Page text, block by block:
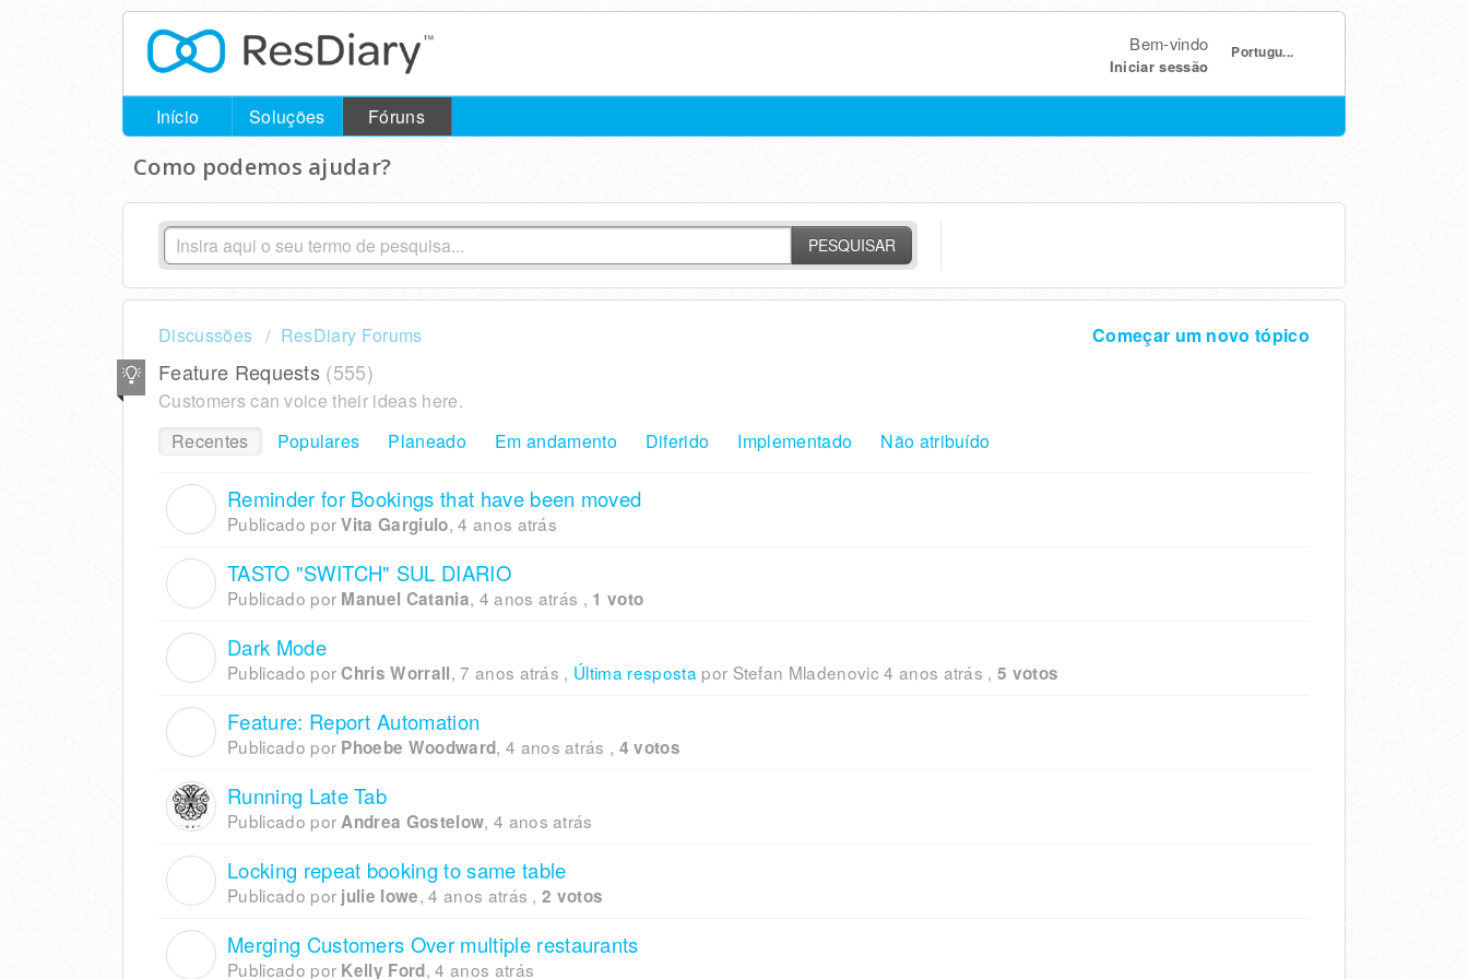
Portugu...
Bem-vindo
Iniciar sessão
Início Soluções Fóruns
Como podemos ajudar?
PESQUISAR
Começar um novo tópico
Discussões ResDiary Forums
Feature Requests 555
Customers can voice their ideas here.
Recentes
Populares Planeado Em andamento Diferido Implementado Não atribuído
Reminder for Bookings that have been moved
Publicado porVita Gargiulo,4 anos atrás
TASTO "SWITCH" SUL DIARIO
Publicado por Manuel Catania, 4 anos atrás , 1 voto
Dark Mode
Publicado porChris Worrall,7 anos atrás , Última resposta por Stefan Mladenovic4 anos atrás ,5 votos
Feature: Report Automation
Publicado por Phoebe Woodward, 4 anos atrás , 4 votos
Running Late Tab
Publicado por Andrea Gostelow, 4 anos atrás
Locking repeat booking to same table
Publicado por julie lowe,4 anos atrás ,2 votos
Merging Customers Over multiple restaurants
Publicado por Kelly Ford,4 anos atrás